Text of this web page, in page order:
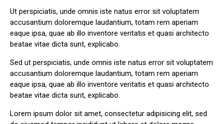
Ut perspiciatis, unde omnis iste natus error sit voluptatem
accusantium doloremque laudantium, totam rem aperiam
eaque ipsa, quae ab illo inventore veritatis et quasi architecto
beatae vitae dicta sunt, explicabo.
Sed ut perspiciatis, unde omnis iste natus error sit voluptatem
accusantium doloremque laudantium, totam rem aperiam
eaque ipsa, quae ab illo inventore veritatis et quasi architecto
beatae vitae dicta sunt, explicabo.
Lorem ipsum dolor sit amet, consectetur adipisicing elit, sed